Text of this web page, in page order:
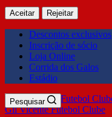
Aceitar Rejeitar
Descontos exclusivos
Inscrição de sócio
Loja Online
Corrida dos Galos
Estádio
Gil Vicente Futebol Clube
Pesquisar